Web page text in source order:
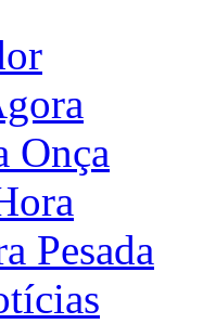
Onça
Pesada